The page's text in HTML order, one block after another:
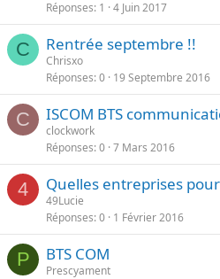
Réponses 1 4 Juin 2017
C Rentrée septembre !!
Chrisxo
Réponses 0 19 Septembre 2016
C ISCOM BTS
clockwork
Réponses 0 7 Mars 2016
4 Quelles entreprises pour
49Lucie
Réponses 0 1 Février 2016
P BTS COM
Prescyament